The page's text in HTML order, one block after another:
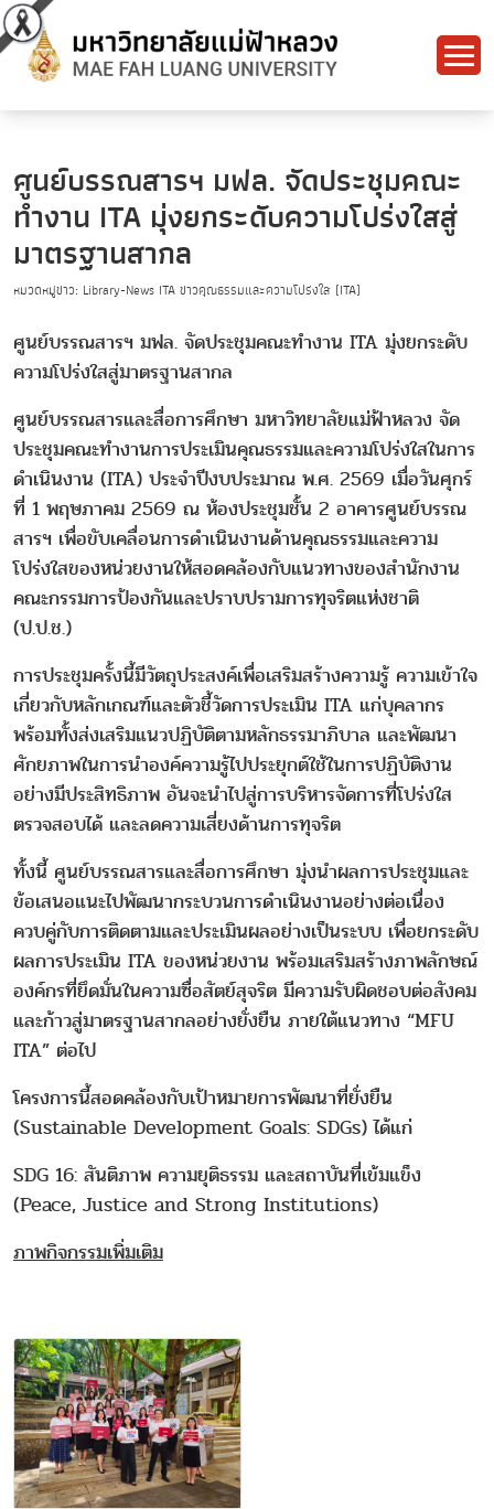
ศูนย์บรรณสารฯ มฟล. จัดประชุมคณะ
ทำงาน ITA มุ่งยกระดับความโปร่งใสสู่
มาตรฐานสากล
หมวดหมู่ข่าว: Library-News ITA ข่าวคุณธรรมและความโปร่งใส (ITA)
ศูนย์บรรณสารฯ มฟล. จัดประชุมคณะทำงาน ITA มุ่งยกระดับ
ความโปร่งใสสู่มาตรฐานสากล
ศูนย์บรรณสารและสื่อการศึกษา มหาวิทยาลัยแม่ฟ้าหลวง จัด
ประชุมคณะทำงานการประเมินคุณธรรมและความโปร่งใสในการ
ดำเนินงาน (ITA) ประจำปีงบประมาณ พ.ศ. 2569 เมื่อวันศุกร์
ที่ 1 พฤษภาคม 2569 ณ ห้องประชุมชั้น 2 อาคารศูนย์บรรณ
สารฯ เพื่อขับเคลื่อนการดำเนินงานด้านคุณธรรมและความ
โปร่งใสของหน่วยงานให้สอดคล้องกับแนวทางของสำนักงาน
คณะกรรมการป้องกันและปราบปรามการทุจริตแห่งชาติ
(ป.ป.ช.)
การประชุมครั้งนี้มีวัตถุประสงค์เพื่อเสริมสร้างความรู้ ความเข้าใจ
เกี่ยวกับหลักเกณฑ์และตัวชี้วัดการประเมิน ITA แก่บุคลากร
พร้อมทั้งส่งเสริมแนวปฏิบัติตามหลักธรรมาภิบาล และพัฒนา
ศักยภาพในการนำองค์ความรู้ไปประยุกต์ใช้ในการปฏิบัติงาน
อย่างมีประสิทธิภาพ อันจะนำไปสู่การบริหารจัดการที่โปร่งใส
ตรวจสอบได้ และลดความเสี่ยงด้านการทุจริต
ทั้งนี้ ศูนย์บรรณสารและสื่อการศึกษา มุ่งนำผลการประชุมและ
ข้อเสนอแนะไปพัฒนากระบวนการดำเนินงานอย่างต่อเนื่อง
ควบคู่กับการติดตามและประเมินผลอย่างเป็นระบบ เพื่อยกระดับ
ผลการประเมิน ITA ของหน่วยงาน พร้อมเสริมสร้างภาพลักษณ์
องค์กรที่ยึดมั่นในความซื่อสัตย์สุจริต มีความรับผิดชอบต่อสังคม
และก้าวสู่มาตรฐานสากลอย่างยั่งยืน ภายใต้แนวทาง “MFU
ITA” ต่อไป
โครงการนี้สอดคล้องกับเป้าหมายการพัฒนาที่ยั่งยืน
(Sustainable Development Goals: SDGs) ได้แก่
SDG 16: สันติภาพ ความยุติธรรม และสถาบันที่เข้มแข็ง
(Peace, Justice and Strong Institutions)
ภาพกิจกรรมเพิ่มเติม